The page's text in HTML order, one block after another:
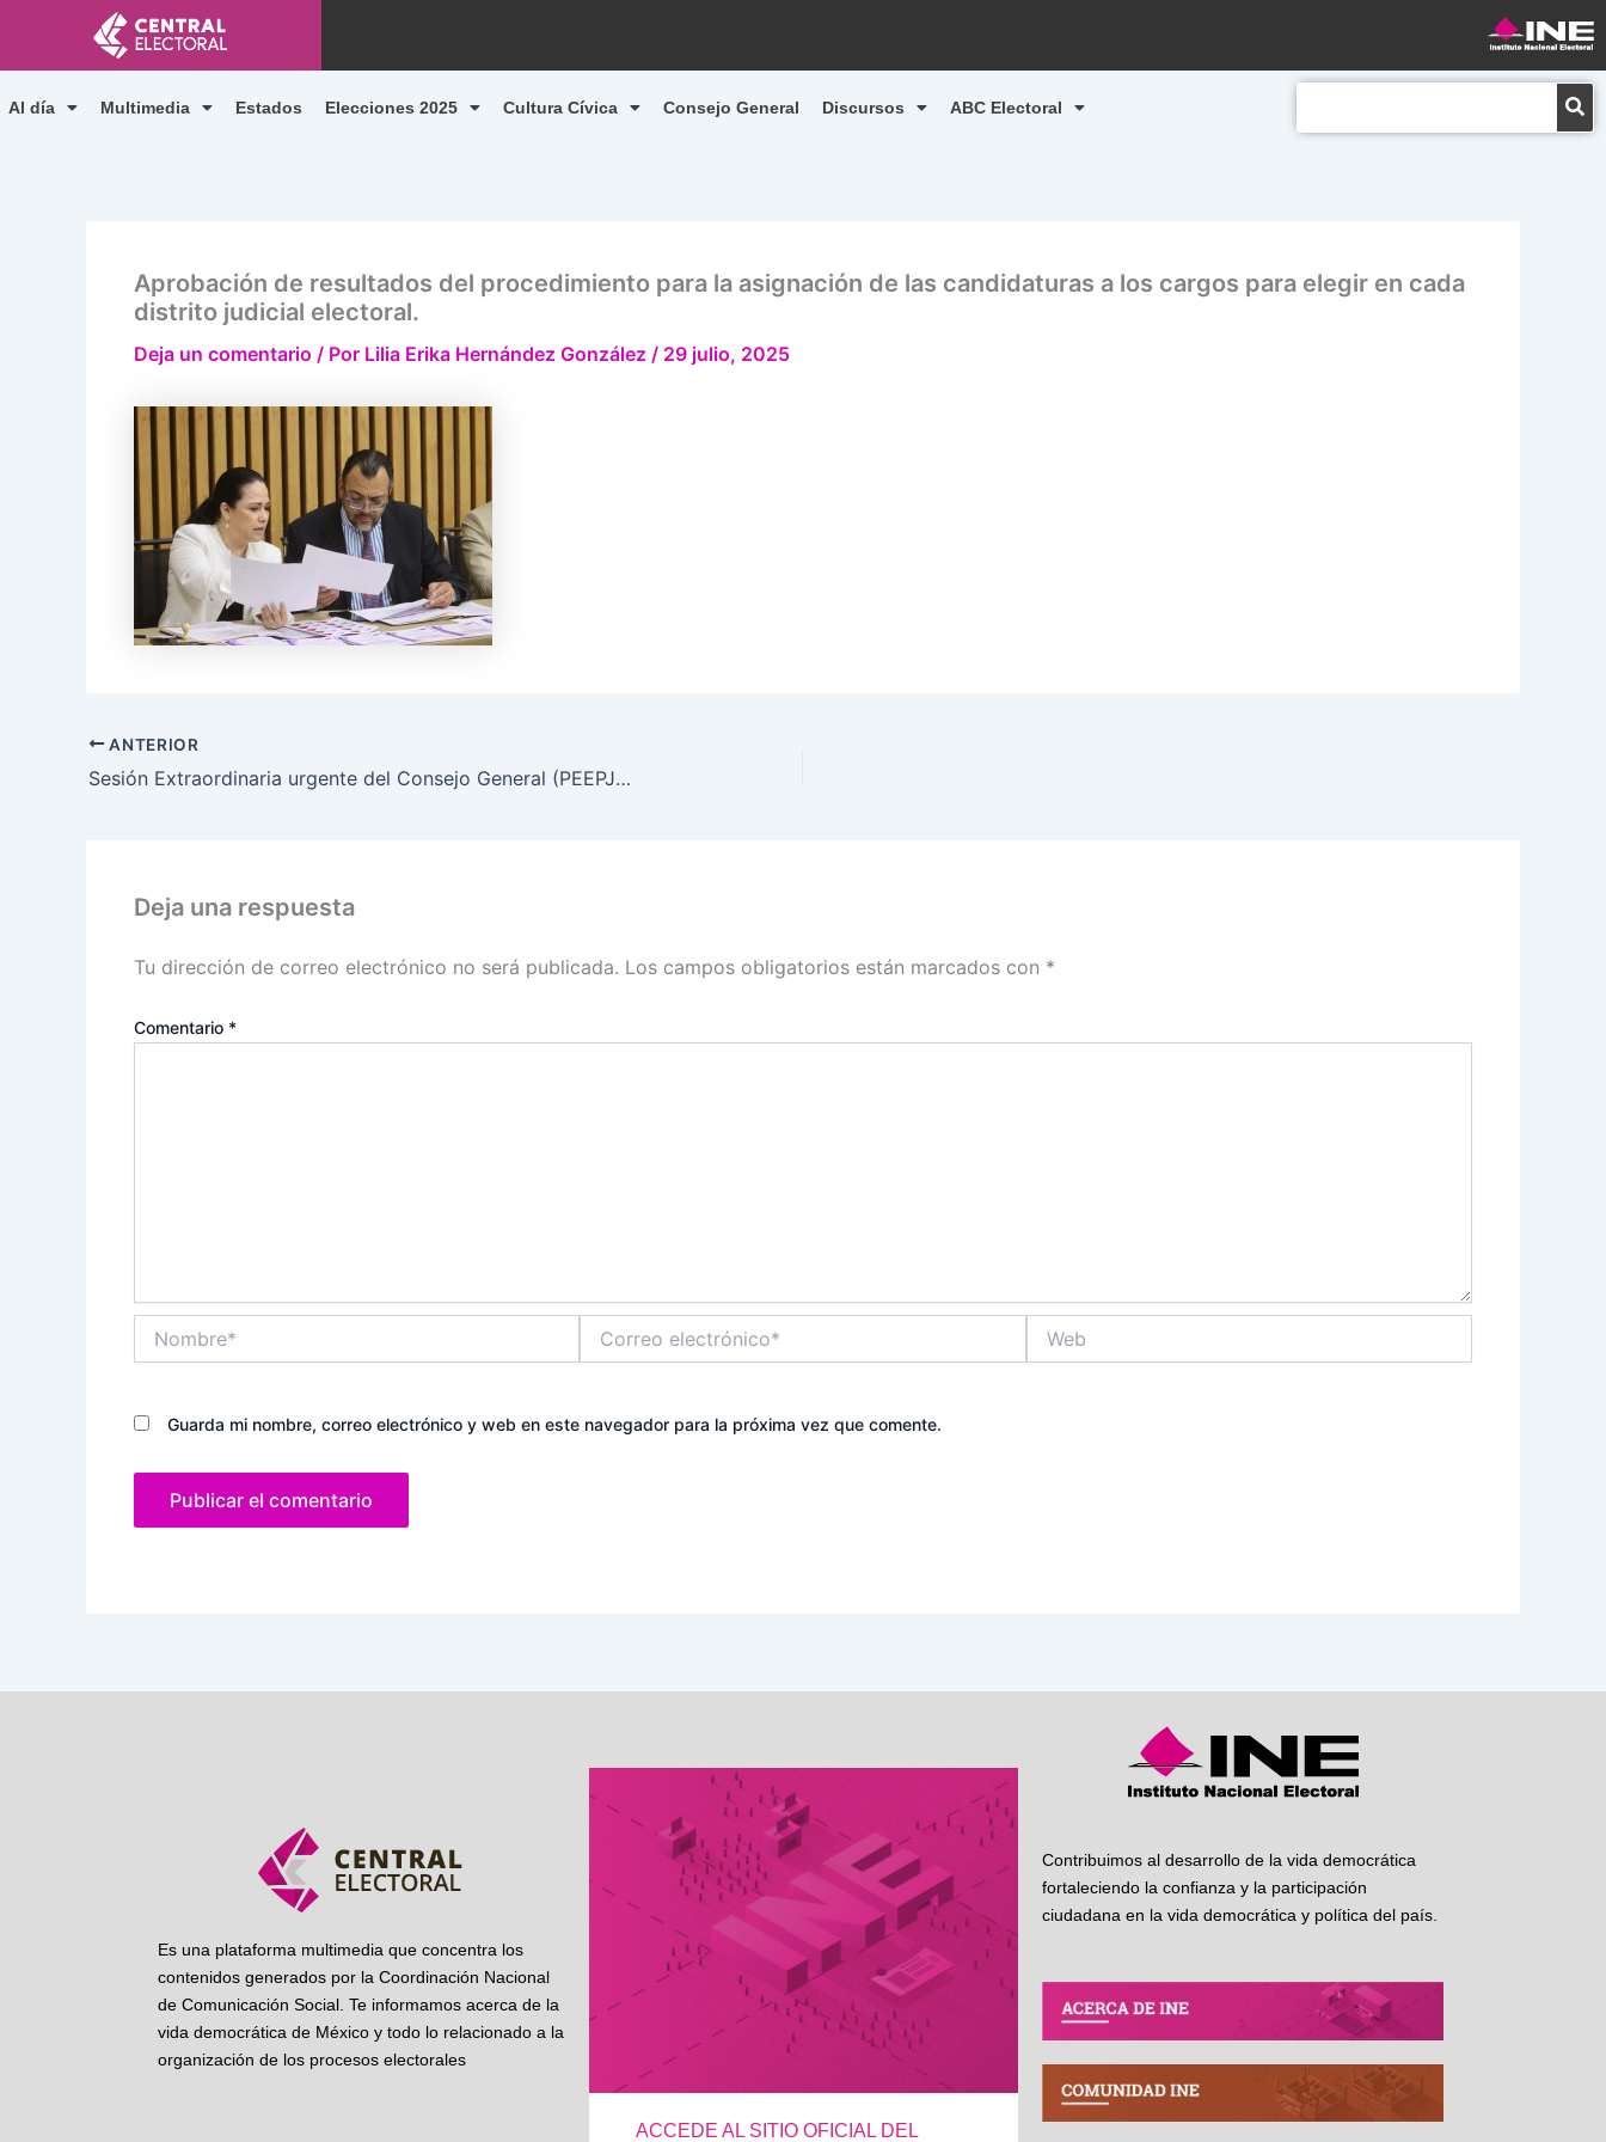
contenido
Al día Multimedia Estados Elecciones 2025 Cultura Cívica Consejo General Discursos ABC Electoral
Aprobación de resultados del procedimiento para la asignación de las candidaturas a los cargos para elegir en cada
distrito judicial electoral.
Deja un comentario / Por Lilia Erika Hernández González / 29 julio, 2025
ANTERIOR
Sesión Extraordinaria urgente del Consejo General (PEEPJF), 21 de marzo de 2025.
Deja una respuesta
Tu dirección de correo electrónico no será publicada. Los campos obligatorios están marcados con *
Comentario *
electrónico*
Guarda mi nombre, correo electrónico y web en este navegador para la próxima vez que comente.
Es una plataforma multimedia que concentra los
contenidos generados por la Coordinación Nacional
de Comunicación Social. Te informamos acerca de la
vida democrática de México y todo lo relacionado a la
organización de los procesos electorales
ACCEDE AL SITIO OFICIAL DEL
Contribuimos al desarrollo de la vida democrática
fortaleciendo la confianza y la participación
ciudadana en la vida democrática y política del país.